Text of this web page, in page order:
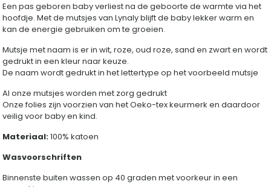
Een pas geboren baby verliest na de geboorte de warmte via het
hoofdje. Met de mutsjes van Lynaly blijft de baby lekker warm en
kan de energie gebruiken om te groeien.
Mutsje met naam is er in wit, roze, oud roze, sand en zwart en wordt
gedrukt in een kleur naar keuze.
De naam wordt gedrukt in het lettertype op het voorbeeld mutsje
Al onze mutsjes worden met zorg gedrukt
Onze folies zijn voorzien van het Oeko-tex keurmerk en daardoor
veilig voor baby en kind.
Materiaal:100% katoen
Wasvoorschriften
Binnenste buiten wassen op 40 graden met voorkeur in een